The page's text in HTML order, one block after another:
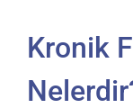
Kronik